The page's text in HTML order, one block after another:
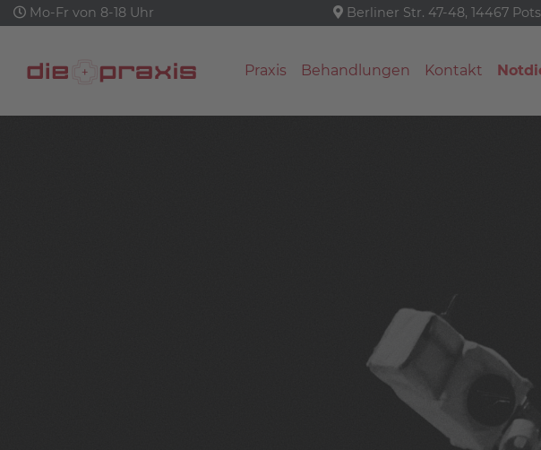
Mo-Fr von 8-18 Uhr Berliner Str. 47-48, 14467
Praxis Behandlungen Kontakt